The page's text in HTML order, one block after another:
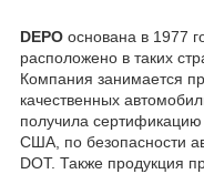
DEPO основана в 1977
расположено в таких
Компания занимается
качественных
получила
США, по безопасности
DOT. Также продукция